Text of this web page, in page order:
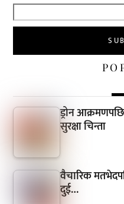
ड्रोन
सुरक्षा चिन्ता
वैचारिक
दुई…